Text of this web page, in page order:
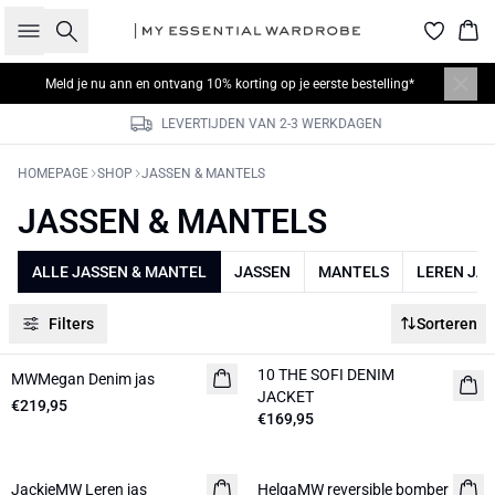
Zoeken
Meld je nu ann en ontvang 10% korting op je eerste bestelling*
LEVERTIJDEN VAN 2-3 WERKDAGEN
HOMEPAGE SHOP JASSEN & MANTELS
JASSEN & MANTELS
ALLE JASSEN & MANTEL JASSEN MANTELS LEREN
Filters Sorteren
NIEUW
MWMegan Denim jas
€219,95
NIEUW
10 THE SOFI DENIM
JACKET
€169,95
NIEUW
JackieMW Leren jas NIEUW
HelgaMW reversible bomber